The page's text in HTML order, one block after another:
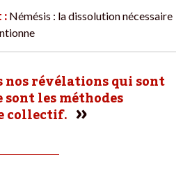
: Némésis : la dissolution nécessaire
nos révélations qui sont
sont les méthodes
collectif.